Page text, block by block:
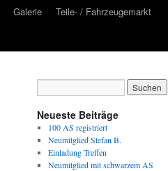
Galerie
Teile- / Fahrzeugemarkt
Neueste Beiträge
100 AS registriert
Neumitglied Stefan B.
Einladung Treffen
Neumitglied mit schwarzem AS